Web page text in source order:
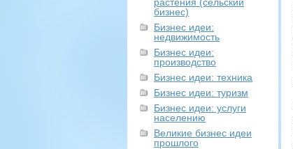
бизнес)
Бизнес идеи:
недвижимость
Бизнес идеи:
производство
Бизнес идеи: техника
Бизнес идеи: туризм
Бизнес идеи: услуги
населению
Великие бизнес идеи
прошлого